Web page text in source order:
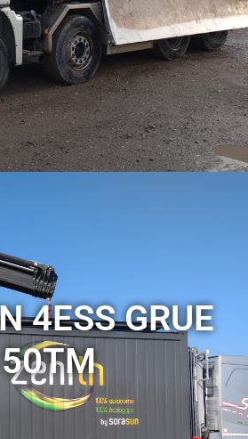
LES SERVICES
4ESS GRUE
50TM
projet eco responsable